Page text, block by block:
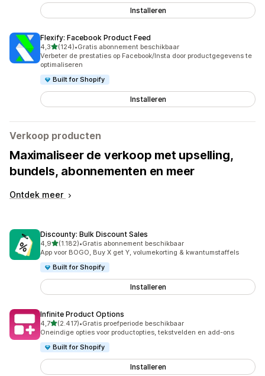
Installeren
Flexify: Facebook Product Feed
4,3van 5 sterren
(124)
124 recensies in totaal
•Gratis abonnement beschikbaar
Verbeter de prestaties op Facebook/Insta door productgegevens te
optimaliseren
Built for Shopify
Installeren
Verkoop producten
Maximaliseer de verkoop met upselling,
bundels, abonnementen en meer
Ontdek meer
Discounty: Bulk Discount Sales
4,9van 5 sterren
(1.182)
1182 recensies in totaal
•Gratis abonnement beschikbaar
App voor BOGO, Buy X get Y, volumekorting & kwantumstaffels
Built for Shopify
Installeren
Infinite Product Options
4,7van 5 sterren
(2.417)
2417 recensies in totaal
•Gratis proefperiode beschikbaar
Oneindige opties voor productopties, tekstvelden en add-ons
Built for Shopify
Installeren